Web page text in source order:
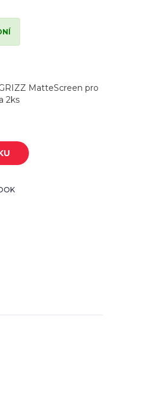
MatteScreen pro
2ks